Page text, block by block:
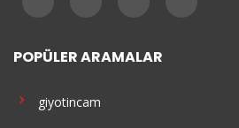
POPÜLER ARAMALAR
giyotincam